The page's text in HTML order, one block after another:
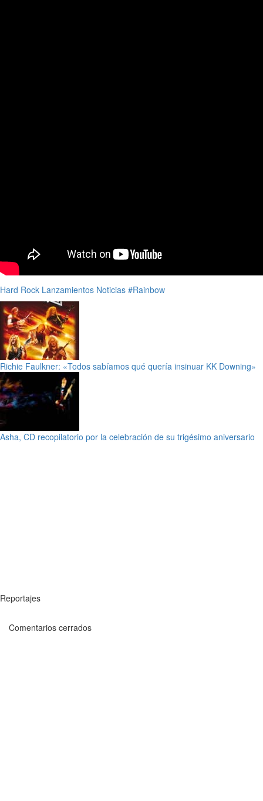
Hard Rock Lanzamientos Noticias #Rainbow
Richie Faulkner: «Todos sabíamos qué quería insinuar KK Downing»
Asha, CD recopilatorio por la celebración de su trigésimo aniversario
Reportajes
Comentarios cerrados